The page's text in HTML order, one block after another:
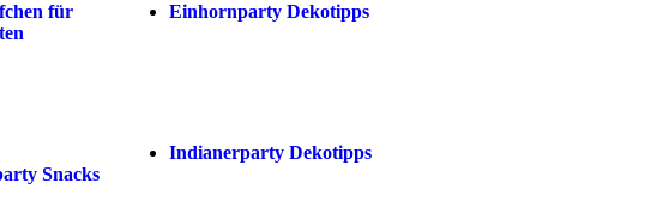
für
Snacks
Einhornparty Dekotipps
Indianerparty Dekotipps